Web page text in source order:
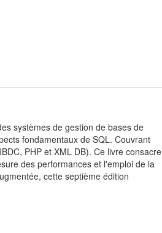
systèmes de gestion de bases de
fondamentaux de SQL. Couvrant
PHP et XML DB). Ce livre consacre
des performances et l'emploi de la
cette septième édition